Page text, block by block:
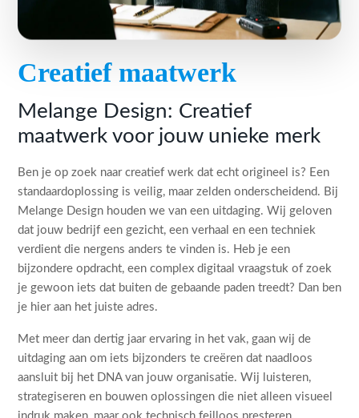
Creatief maatwerk
Melange Design: Creatief
maatwerk voor jouw unieke merk
Ben je op zoek naar creatief werk dat echt origineel is? Een
standaardoplossing is veilig, maar zelden onderscheidend. Bij
Melange Design houden we van een uitdaging. Wij geloven
dat jouw bedrijf een gezicht, een verhaal en een techniek
verdient die nergens anders te vinden is. Heb je een
bijzondere opdracht, een complex digitaal vraagstuk of zoek
je gewoon iets dat buiten de gebaande paden treedt? Dan ben
je hier aan het juiste adres.
Met meer dan dertig jaar ervaring in het vak, gaan wij de
uitdaging aan om iets bijzonders te creëren dat naadloos
aansluit bij het DNA van jouw organisatie. Wij luisteren,
strategiseren en bouwen oplossingen die niet alleen visueel